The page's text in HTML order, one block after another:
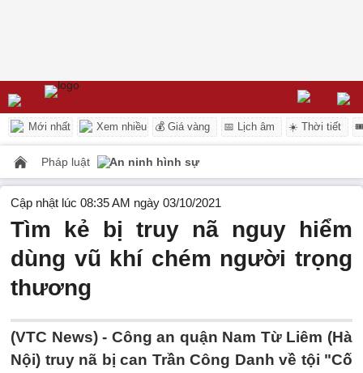
Mới nhất Xem nhiều 💰 Giá vàng 📅 Lịch âm ☀️ Thời tiết
Pháp luật An ninh hình sự
Cập nhật lúc 08:35 AM ngày 03/10/2021
Tìm kẻ bị truy nã nguy hiểm
dùng vũ khí chém người trọng
thương
(VTC News) - Công an quận Nam Từ Liêm (Hà
Nội) truy nã bị can Trần Công Danh về tội "Cố